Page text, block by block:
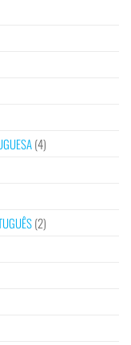
(4)
(2)